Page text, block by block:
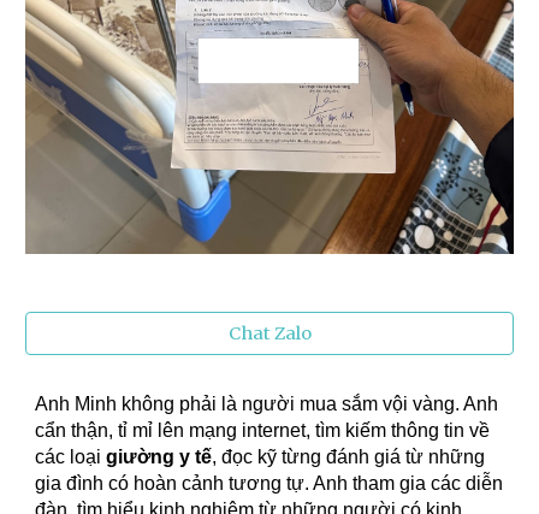
Chat Zalo
Anh Minh không phải là người mua sắm vội vàng. Anh
cẩn thận, tỉ mỉ lên mạng internet, tìm kiếm thông tin về
các loạigiường y tế, đọc kỹ từng đánh giá từ những
gia đình có hoàn cảnh tương tự. Anh tham gia các diễn
đàn, tìm hiểu kinh nghiệm từ những người có kinh